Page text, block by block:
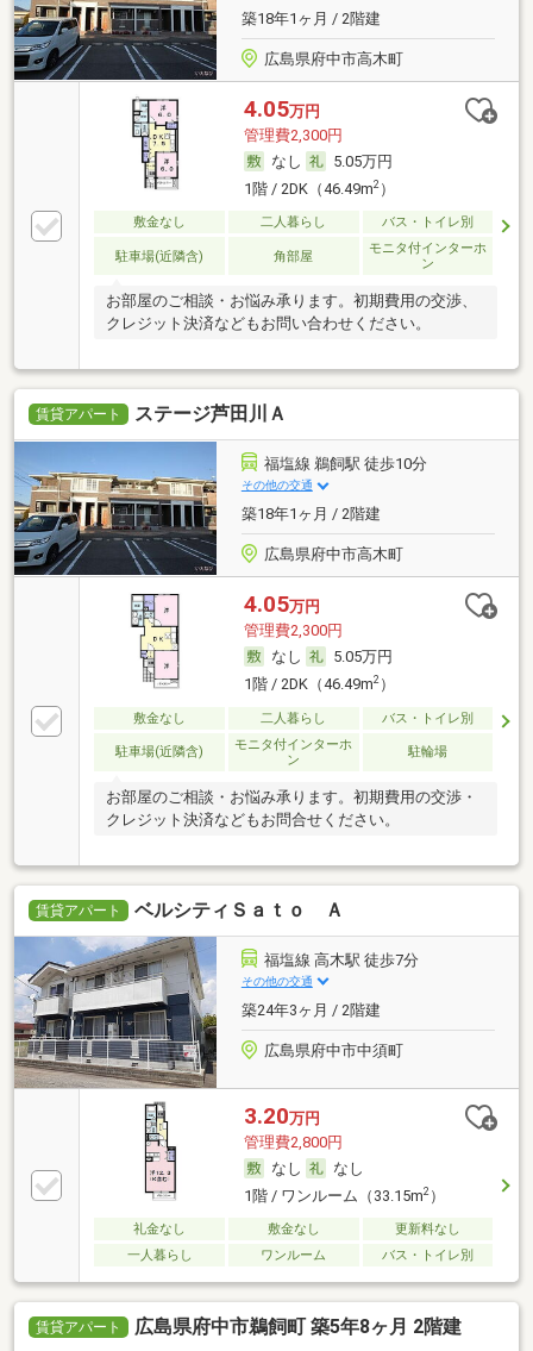
築18年1ヶ月 / 2階建
広島県府中市高木町
4.05万円
管理費2,300円
なし
5.05万円
1階 / 2DK（46.49m2）
敷金なし 二人暮らし バス・トイレ別
駐車場(近隣含) 角部屋
モニタ付インターホ
ン
お部屋のご相談・お悩み承ります。初期費用の交渉、
クレジット決済などもお問い合わせください。
賃貸アパート ステージ芦田川Ａ
福塩線 鵜飼駅 徒歩10分
その他の交通
築18年1ヶ月 / 2階建
広島県府中市高木町
4.05万円
管理費2,300円
なし
5.05万円
1階 / 2DK（46.49m2）
敷金なし 二人暮らし バス・トイレ別
駐車場(近隣含)
モニタ付インターホ
ン
駐輪場
お部屋のご相談・お悩み承ります。初期費用の交渉・
クレジット決済などもお問合せください。
賃貸アパート ベルシティＳａｔｏ Ａ
福塩線 高木駅 徒歩7分
その他の交通
築24年3ヶ月 / 2階建
広島県府中市中須町
3.20万円
管理費2,800円
なし
なし
1階 / ワンルーム（33.15m2）
礼金なし 敷金なし
更新料なし
一人暮らし
ワンルーム バス・トイレ別
賃貸アパート 広島県府中市鵜飼町 築5年8ヶ月 2階建